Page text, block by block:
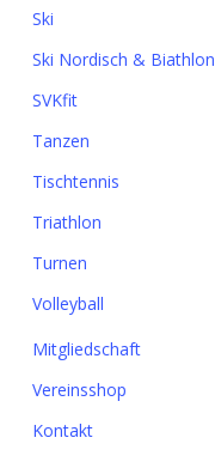
Ski
Ski Nordisch & Biathlon
SVKfit
Tanzen
Tischtennis
Triathlon
Turnen
Volleyball
Mitgliedschaft
Vereinsshop
Kontakt